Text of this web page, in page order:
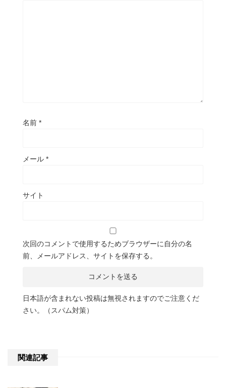
名前 *
メール *
サイト
次回のコメントで使用するためブラウザーに自分の名
前、メールアドレス、サイトを保存する。
日本語が含まれない投稿は無視されますのでご注意くだ
さい。（スパム対策）
関連記事